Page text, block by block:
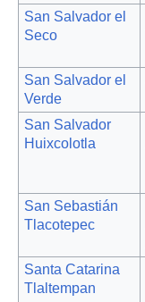
San Salvador el
Seco
San Salvador el
Verde
San Salvador
Huixcolotla
San Sebastián
Tlacotepec
Santa Catarina
Tlaltempan